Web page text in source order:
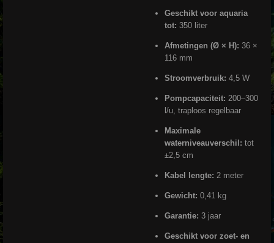
Geschikt voor aquaria
tot: 350 liter
Afmetingen (Ø × H): 36 ×
116 mm
Stroomverbruik: 4,5 W
Pompcapaciteit: 200–300
l/u, traploos regelbaar
Maximale
waterniveauverschil: tot
±2,5 cm
Kabel lengte: 2 meter
Gewicht: 0,41 kg
Garantie: 3 jaar
Geschikt voor zoet- en